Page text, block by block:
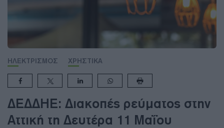
ΗΛΕΚΤΡΙΣΜΟΣ ΧΡΗΣΤΙΚΑ
ΔΕΔΔΗΕ: Διακοπές ρεύματος στην
Αττική τη Δευτέρα 11 Μαΐου